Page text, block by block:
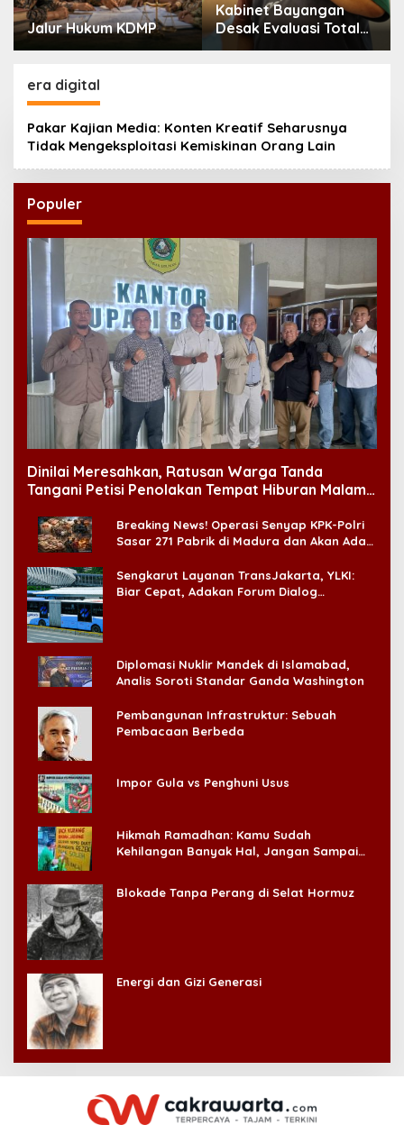
Jalur Hukum KDMP
Kabinet Bayangan
Desak Evaluasi Total
MBG Usai Rentetan
era digital
Pakar Kajian Media: Konten Kreatif Seharusnya
Tidak Mengeksploitasi Kemiskinan Orang Lain
Populer
Dinilai Meresahkan, Ratusan Warga Tanda
Tangani Petisi Penolakan Tempat Hiburan Malam
Breaking News! Operasi Senyap KPK-Polri
Sasar 271 Pabrik di Madura dan Akan Ada
Sengkarut Layanan TransJakarta, YLKI:
Biar Cepat, Adakan Forum Dialog
Diplomasi Nuklir Mandek di Islamabad,
Analis Soroti Standar Ganda Washington
Pembangunan Infrastruktur: Sebuah
Pembacaan Berbeda
Impor Gula vs Penghuni Usus
Hikmah Ramadhan: Kamu Sudah
Kehilangan Banyak Hal, Jangan Sampai
Blokade Tanpa Perang di Selat Hormuz
Energi dan Gizi Generasi